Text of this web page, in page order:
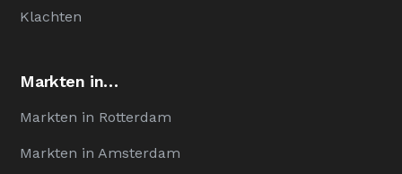
Klachten
Markten in…
Markten in Rotterdam
Markten in Amsterdam